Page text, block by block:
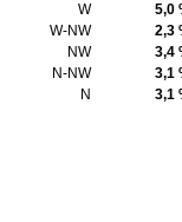
W
5,0
W-NW
2,3
NW
3,4
N-NW
3,1
N
3,1